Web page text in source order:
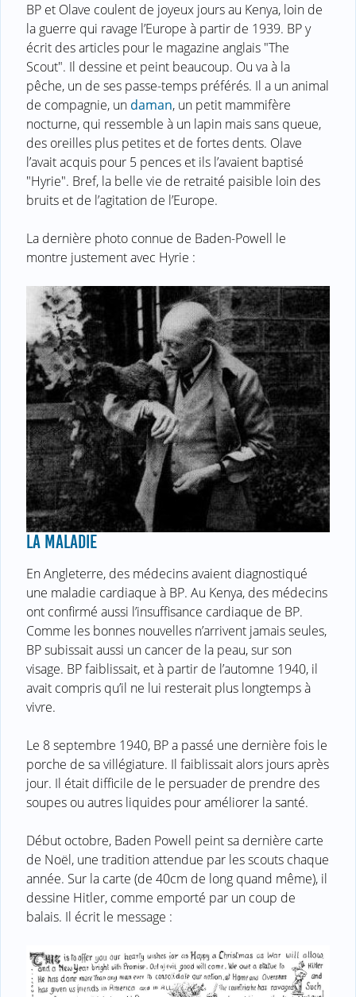
BP et Olave coulent de joyeux jours au Kenya, loin de
la guerre qui ravage l’Europe à partir de 1939. BP y
écrit des articles pour le magazine anglais "The
Scout". Il dessine et peint beaucoup. Ou va à la
pêche, un de ses passe-temps préférés. Il a un animal
de compagnie, un daman, un petit mammifère
nocturne, qui ressemble à un lapin mais sans queue,
des oreilles plus petites et de fortes dents. Olave
l’avait acquis pour 5 pences et ils l’avaient baptisé
"Hyrie". Bref, la belle vie de retraité paisible loin des
bruits et de l’agitation de l’Europe.
La dernière photo connue de Baden-Powell le
montre justement avec Hyrie :
LA MALADIE
En Angleterre, des médecins avaient diagnostiqué
une maladie cardiaque à BP. Au Kenya, des médecins
ont confirmé aussi l’insuffisance cardiaque de BP.
Comme les bonnes nouvelles n’arrivent jamais seules,
BP subissait aussi un cancer de la peau, sur son
visage. BP faiblissait, et à partir de l’automne 1940, il
avait compris qu’il ne lui resterait plus longtemps à
vivre.
Le 8 septembre 1940, BP a passé une dernière fois le
porche de sa villégiature. Il faiblissait alors jours après
jour. Il était difficile de le persuader de prendre des
soupes ou autres liquides pour améliorer la santé.
Début octobre, Baden Powell peint sa dernière carte
de Noël, une tradition attendue par les scouts chaque
année. Sur la carte (de 40cm de long quand même), il
dessine Hitler, comme emporté par un coup de
balais. Il écrit le message :